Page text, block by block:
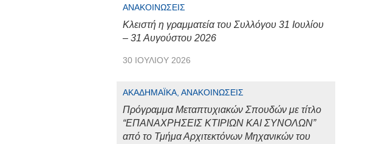
ΑΝΑΚΟΙΝΏΣΕΙΣ
Κλειστή η γραμματεία του Συλλόγου 31 Ιουλίου
– 31 Αυγούστου 2026
30 ΙΟΥΛΊΟΥ 2026
ΑΚΑΔΗΜΑΪΚΆ, ΑΝΑΚΟΙΝΏΣΕΙΣ
Πρόγραμμα Μεταπτυχιακών Σπουδών με τίτλο
“ΕΠΑΝΑΧΡΗΣΕΙΣ ΚΤΙΡΙΩΝ ΚΑΙ ΣΥΝΟΛΩΝ”
από το Τμήμα Αρχιτεκτόνων Μηχανικών του